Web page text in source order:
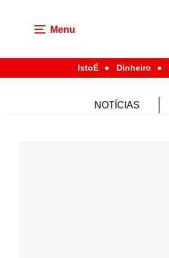
Menu
IstoÉ Dinheiro
NOTÍCIAS